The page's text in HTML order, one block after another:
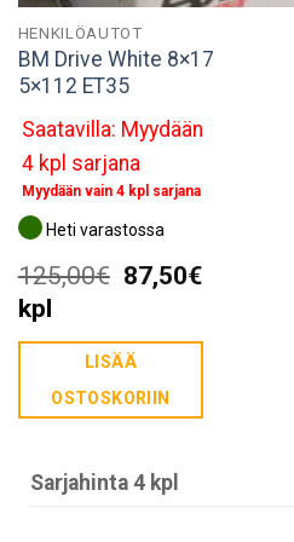
HENKILÖAUTOT
BM Drive White 8×17
5×112 ET35
Saatavilla: Myydään
4 kpl sarjana
Myydään vain 4 kpl sarjana
Heti varastossa
125,00€ Alkuperäinen
oli:
125,00€.
87,50€Nykyinen
on:
kpl
LISÄÄ
OSTOSKORIIN
Sarjahinta 4 kpl